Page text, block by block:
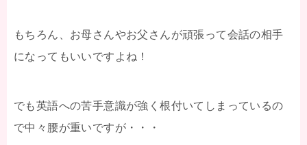
もちろん、お母さんやお父さんが頑張って会話の相手
になってもいいですよね！
でも英語への苦手意識が強く根付いてしまっているの
で中々腰が重いですが・・・